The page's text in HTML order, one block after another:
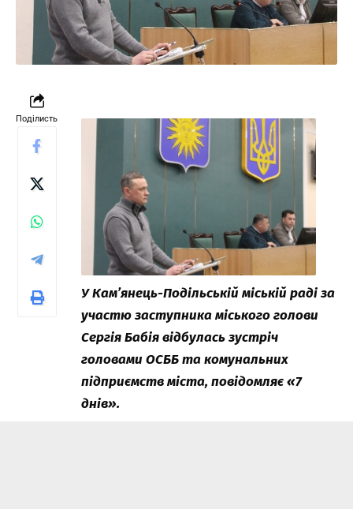
Поділисть
У Кам’янець-Подільській міській раді за
участю заступника міського голови
Сергія Бабія відбулась зустріч
головами ОСББ та комунальних
підприємств міста, повідомляє «7
днів».